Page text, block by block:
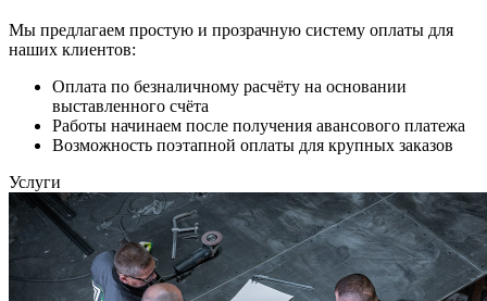
Мы предлагаем простую и прозрачную систему оплаты для
наших клиентов:
Оплата по безналичному расчёту на основании
выставленного счёта
Работы начинаем после получения авансового платежа
Возможность поэтапной оплаты для крупных заказов
Услуги